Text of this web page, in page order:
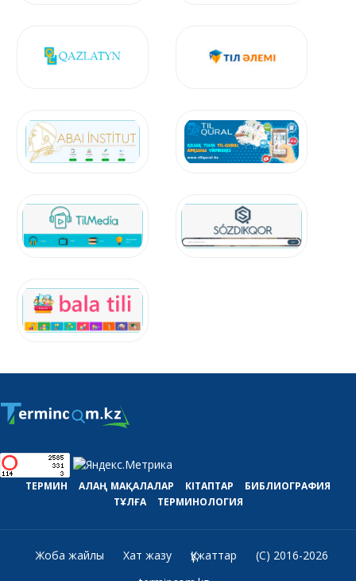
ТЕРМИН АЛАҢ МАҚАЛАЛАР КІТАПТАР
БИБЛИОГРАФИЯ
ТҰЛҒА
ТЕРМИНОЛОГИЯ
Жоба жайлы Хат жазу Құжаттар
(C) 2016-2026